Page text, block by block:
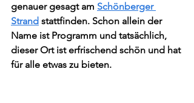
genauer gesagt am Schönberger
Strand stattfinden. Schon allein der
Name ist Programm und tatsächlich,
dieser Ort ist erfrischend schön und hat
für alle etwas zu bieten.